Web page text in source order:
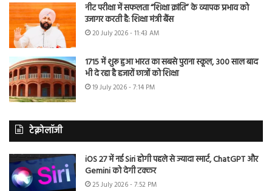
नीट परीक्षा में सफलता “शिक्षा क्रांति” के व्यापक प्रभाव को
उजागर करती है: शिक्षा मंत्री बैंस
20 July 2026 - 11:43 AM
1715 में शुरू हुआ भारत का सबसे पुराना स्कूल, 300 साल बाद
भी दे रहा है हजारों छात्रों को शिक्षा
19 July 2026 - 7:14 PM
टेक्नोलॉजी
iOS 27 में नई Siri होगी पहले से ज्यादा स्मार्ट, ChatGPT और
Gemini को देगी टक्कर
25 July 2026 - 7:52 PM